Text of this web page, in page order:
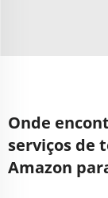
Onde
serviços de
Amazon